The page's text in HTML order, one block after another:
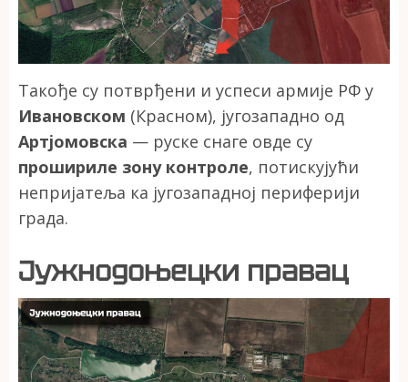
Такође су потврђени и успеси армије РФ у
Ивановском (Красном), југозападно од
Артјомовска — руске снаге овде су
прошириле зону контроле, потискујући
непријатеља ка југозападној периферији
града.
Јужнодоњецки правац